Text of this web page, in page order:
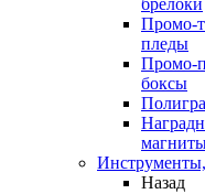
брелоки
Промо-
пледы
Промо-
боксы
Инструменты,
Назад